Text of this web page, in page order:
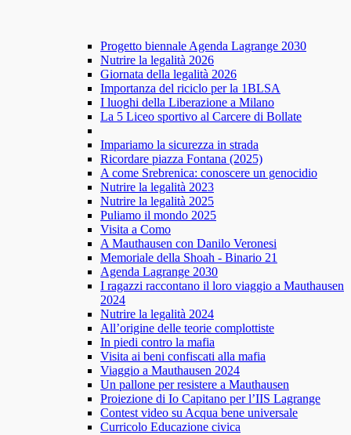
Progetto biennale Agenda Lagrange 2030
Nutrire la legalità 2026
Giornata della legalità 2026
Importanza del riciclo per la 1BLSA
I luoghi della Liberazione a Milano
La 5 Liceo sportivo al Carcere di Bollate
Impariamo la sicurezza in strada
Ricordare piazza Fontana (2025)
A come Srebrenica: conoscere un genocidio
Nutrire la legalità 2023
Nutrire la legalità 2025
Puliamo il mondo 2025
Visita a Como
A Mauthausen con Danilo Veronesi
Memoriale della Shoah - Binario 21
Agenda Lagrange 2030
I ragazzi raccontano il loro viaggio a Mauthausen
2024
Nutrire la legalità 2024
All’origine delle teorie complottiste
In piedi contro la mafia
Visita ai beni confiscati alla mafia
Viaggio a Mauthausen 2024
Un pallone per resistere a Mauthausen
Proiezione di Io Capitano per l’IIS Lagrange
Contest video su Acqua bene universale
Curricolo Educazione civica